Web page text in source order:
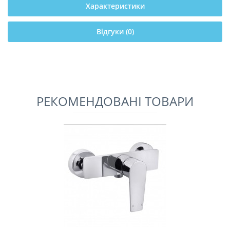
Характеристики
Відгуки (0)
РЕКОМЕНДОВАНІ ТОВАРИ